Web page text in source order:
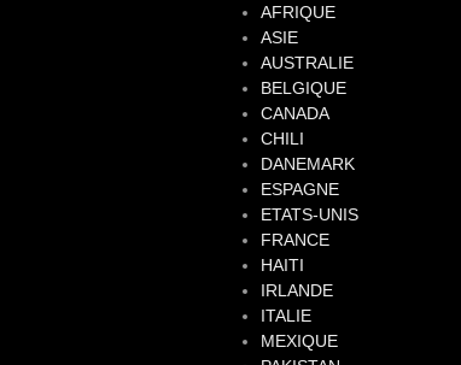
AFRIQUE
ASIE
AUSTRALIE
BELGIQUE
CANADA
CHILI
DANEMARK
ESPAGNE
ETATS-UNIS
FRANCE
HAITI
IRLANDE
ITALIE
MEXIQUE